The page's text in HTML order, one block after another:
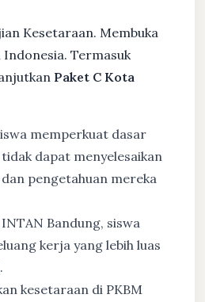
Kesetaraan. Membuka
Termasuk
Paket C Kota
memperkuat dasar
dapat menyelesaikan
pengetahuan mereka
Bandung, siswa
kerja yang lebih luas
kesetaraan di PKBM